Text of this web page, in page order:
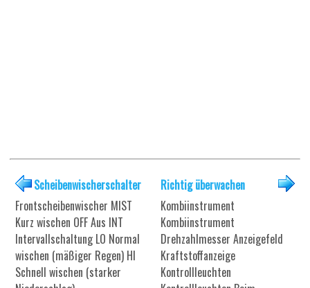
Scheibenwischerschalter
Frontscheibenwischer MIST
Kurz wischen OFF Aus INT
Intervallschaltung LO Normal
wischen (mäßiger Regen) HI
Schnell wischen (starker
Richtig überwachen
Kombiinstrument
Kombiinstrument
Drehzahlmesser Anzeigefeld
Kraftstoffanzeige
Kontrollleuchten